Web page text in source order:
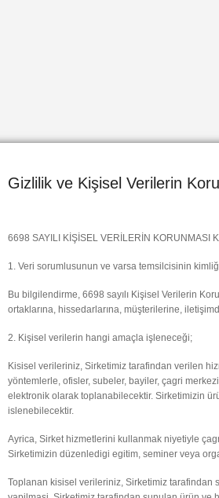
Gizlilik ve Kişisel Verilerin
6698 SAYILI KİŞİSEL VERİLERİN KORUNMASI
1. Veri sorumlusunun ve varsa temsilcisinin
Bu bilgilendirme, 6698 sayılı Kişisel Verilerin
ortaklarına, hissedarlarına, müşterilerine,
2. Kişisel verilerin hangi amaçla işleneceği;
Kisisel verileriniz, Sirketimiz tarafindan verilen
yöntemlerle, ofisler, subeler, bayiler, çagri
elektronik olarak toplanabilecektir. Sirketimizin
islenebilecektir.
Ayrica, Sirket hizmetlerini kullanmak niyetiyle
Sirketimizin düzenledigi egitim, seminer veya
Toplanan kisisel verileriniz, Sirketimiz